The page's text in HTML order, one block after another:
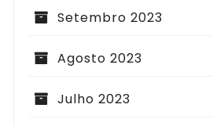
Setembro 2023
Agosto 2023
Julho 2023